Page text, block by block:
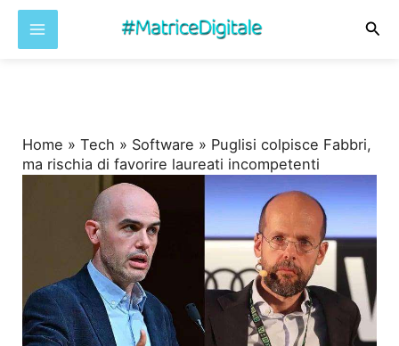
Home »Tech » Software » Puglisi colpisce Fabbri,
ma rischia di favorire laureati incompetenti